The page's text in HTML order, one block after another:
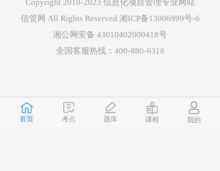
首页 考点 题库 课程 我的
Copyright 2010-2023 信息化项目管理专业网站
信管网 All Rights Reserved 湘ICP备13006999号-6
湘公网安备 43010402000418号
全国客服热线：400-880-6318